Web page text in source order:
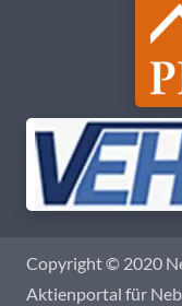
Copyright © 2020
Aktienportal für